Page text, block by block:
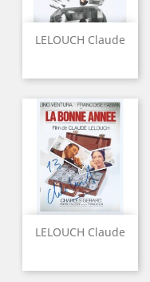
LELOUCH Claude
LELOUCH Claude